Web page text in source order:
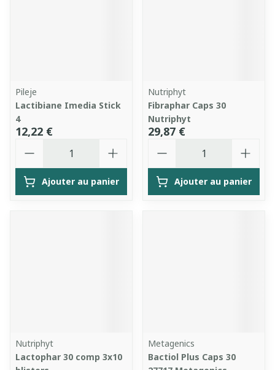
Pileje
Lactibiane Imedia Stick
4
12,22 €
Ajouter au panier
Nutriphyt
Fibraphar Caps 30
Nutriphyt
29,87 €
Ajouter au panier
Nutriphyt
Lactophar 30 comp 3x10
Metagenics
Bactiol Plus Caps 30